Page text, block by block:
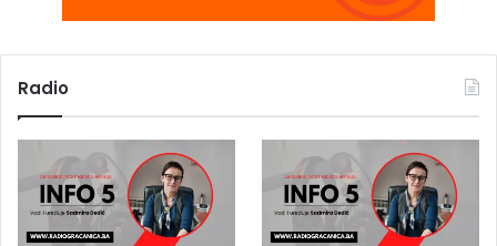
Radio